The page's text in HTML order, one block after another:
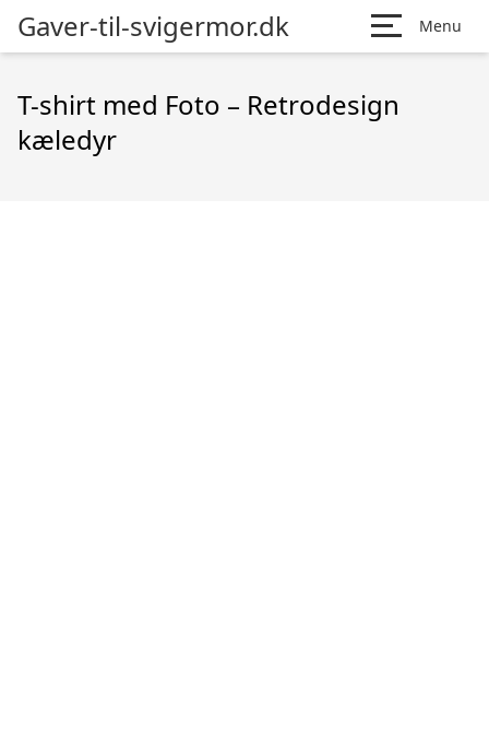
Gaver-til-svigermor.dk Menu
T-shirt med Foto – Retrodesign
kæledyr